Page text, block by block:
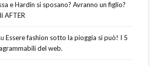
e Hardin si sposano? Avranno un figlio?
AFTER
Essere fashion sotto la pioggia si può! I 5
del web.